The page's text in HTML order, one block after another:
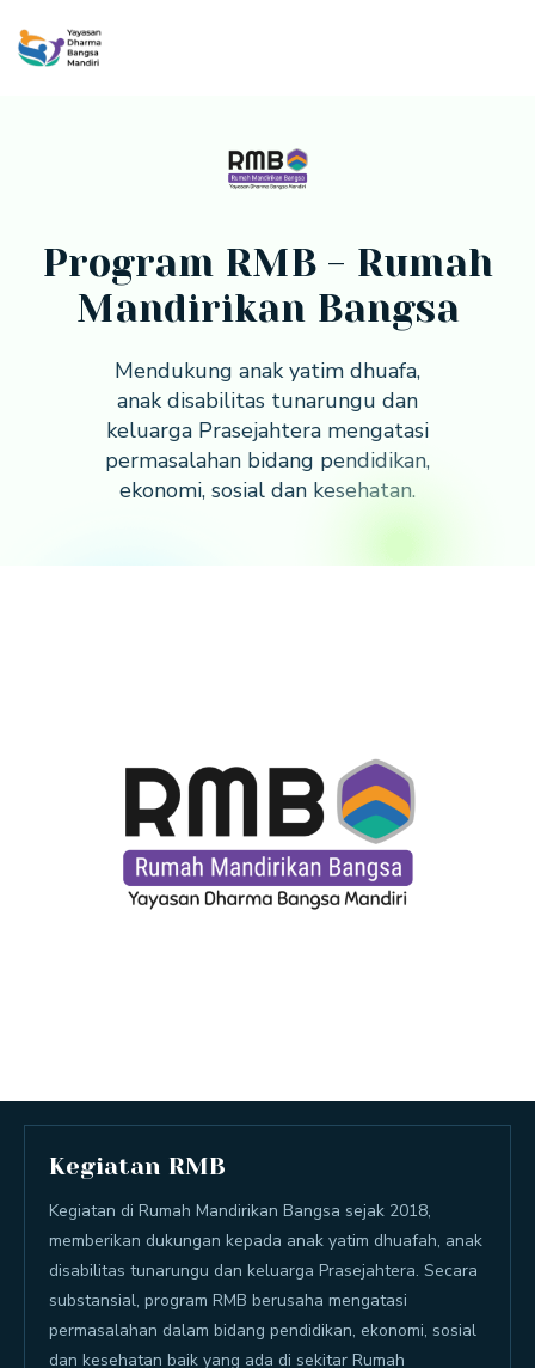
konten
Program RMB - Rumah
Mandirikan Bangsa
Mendukung anak yatim dhuafa,
anak disabilitas tunarungu dan
keluarga Prasejahtera mengatasi
permasalahan bidang pendidikan,
ekonomi, sosial dan kesehatan.
Kegiatan RMB
Kegiatan di Rumah Mandirikan Bangsa sejak 2018,
memberikan dukungan kepada anak yatim dhuafah, anak
disabilitas tunarungu dan keluarga Prasejahtera. Secara
substansial, program RMB berusaha mengatasi
permasalahan dalam bidang pendidikan, ekonomi, sosial
dan kesehatan baik yang ada di sekitar Rumah